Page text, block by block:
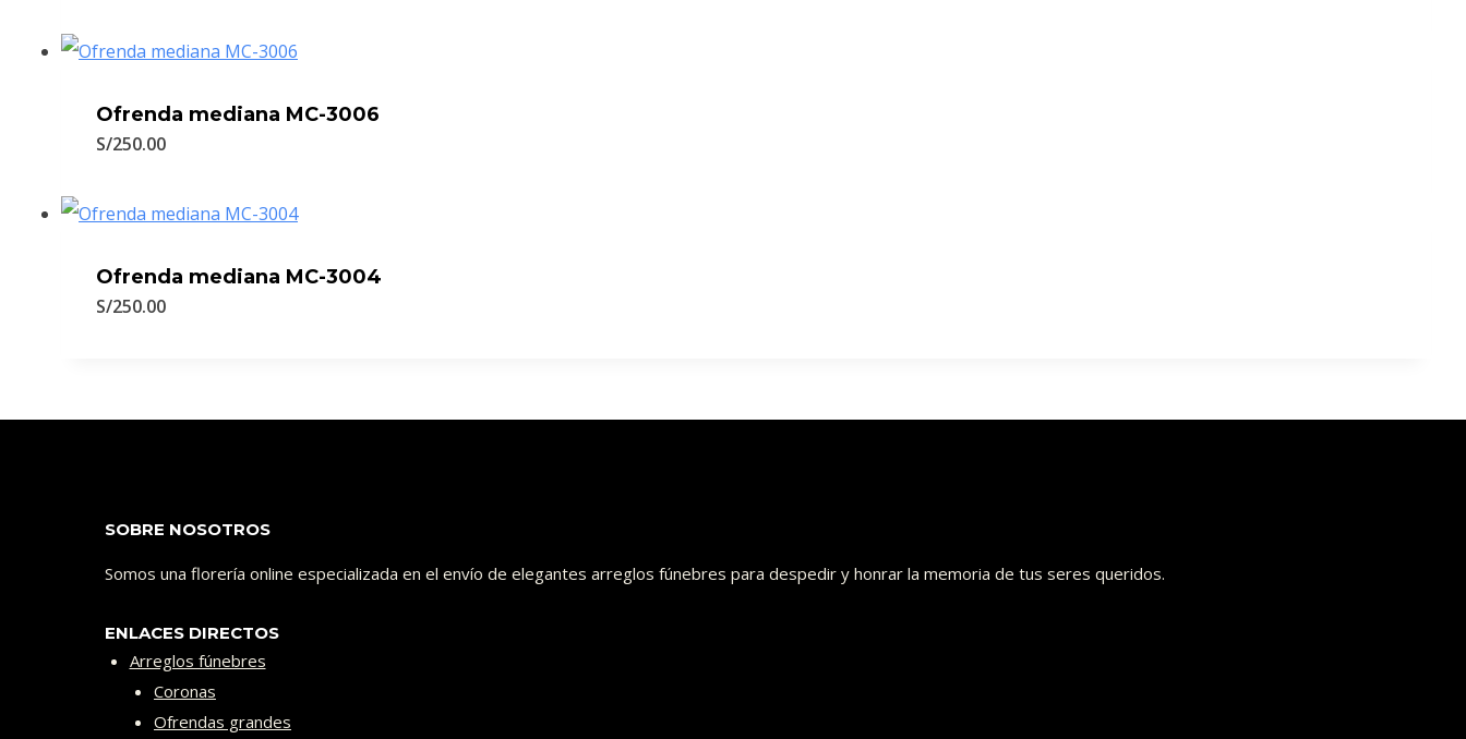
Ofrenda mediana MC-3006
S/250.00
Ofrenda mediana MC-3004
S/250.00
SOBRE NOSOTROS
Somos una florería online especializada en el envío de elegantes arreglos fúnebres para despedir y honrar la memoria de tus seres queridos.
ENLACES DIRECTOS
Arreglos fúnebres
Coronas
Ofrendas grandes